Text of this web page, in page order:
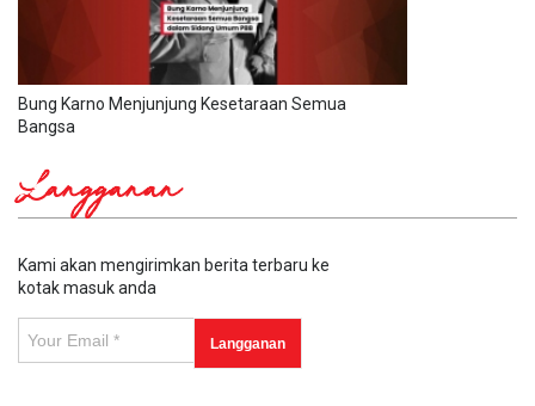
Bung Karno Menjunjung Kesetaraan Semua
Bangsa
Langganan
Kami akan mengirimkan berita terbaru ke
kotak masuk anda